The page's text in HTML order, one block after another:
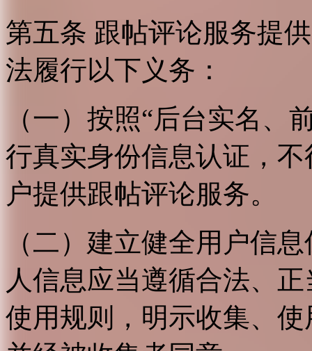
第五条 跟帖评论服务提
法履行以下义务：
（一）按照“后台实名、
行真实身份信息认证，
户提供跟帖评论服务。
（二）建立健全用户信
人信息应当遵循合法、
使用规则，明示收集、